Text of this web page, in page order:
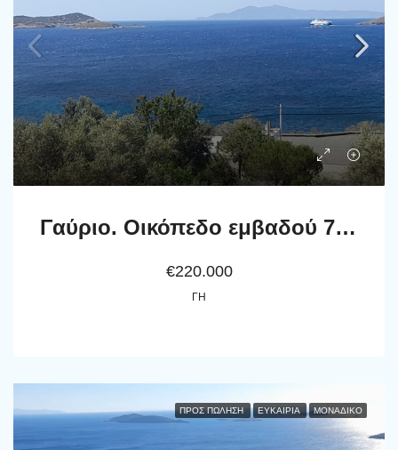
Γαύριο. Οικόπεδο εμβαδού 738 m2 εντός του οικισμού, με εξαιρετική θέα στη θάλασσα.
€220.000
ΓΗ
ΠΡΟΣ ΠΏΛΗΣΗ ΕΥΚΑΙΡΊΑ ΜΟΝΑΔΙΚΌ